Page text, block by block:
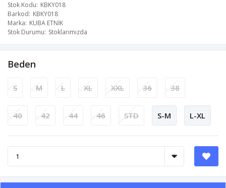
Stok Kodu KBKY018
Barkod KBKY018
Marka KUBA ETNİK
Stok Durumu Stoklarımızda
Beden
S M L XL XXL 36 38
40 42 44 46 STD S-M L-XL